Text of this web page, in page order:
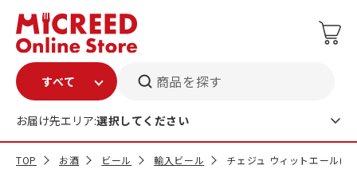
商品を探す
お届け先エリア:選択してください
TOP お酒 ビール 輸入ビール チェジュ ウィットエール(